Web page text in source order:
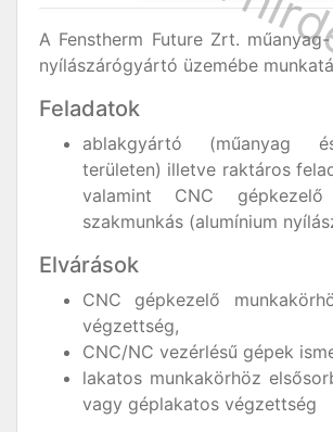
A Fenstherm Future Zrt.
nyílászárógyártó üzemébe
Feladatok
ablakgyártó (műanyag
területen) illetve raktáros
valamint CNC
szakmunkás (alumínium
Elvárások
CNC gépkezelő
végzettség,
CNC/NC vezérlésű gépek
lakatos munkakörhöz
vagy géplakatos végzettség